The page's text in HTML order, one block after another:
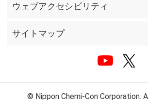
ウェブアクセシビリティ
サイトマップ
© Nippon Chemi-Con Corporation.